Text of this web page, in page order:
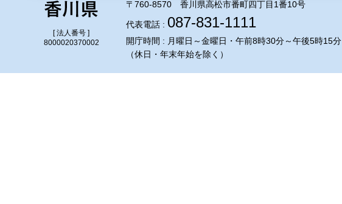
[ 法人番号 ]
8000020370002
〒760-8570 香川県高松市番町四丁目1番10号
代表電話 : 087-831-1111
開庁時間 : 月曜日～金曜日・午前8時30分～午後5時15分
（休日・年末年始を除く）